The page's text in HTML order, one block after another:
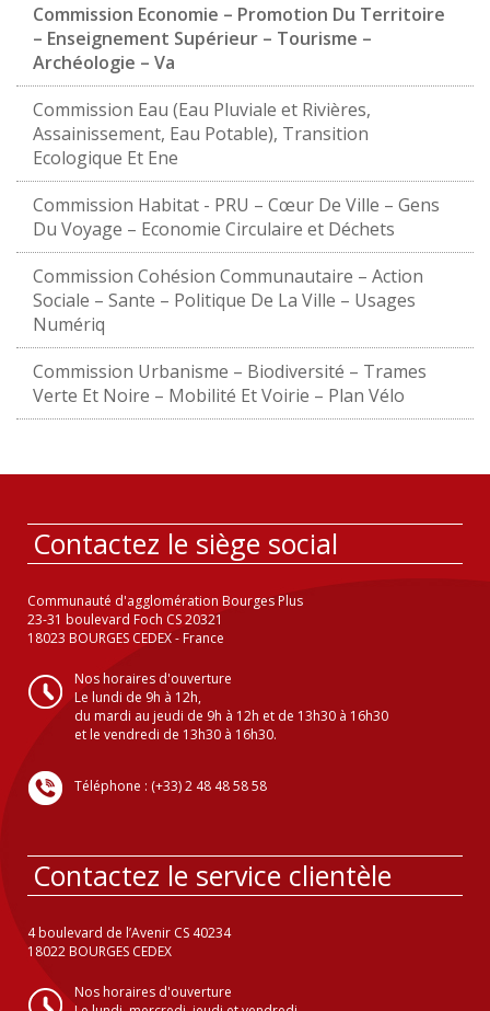
Commission Economie – Promotion Du Territoire
– Enseignement Supérieur – Tourisme –
Archéologie – Va
Commission Eau (Eau Pluviale et Rivières,
Assainissement, Eau Potable), Transition
Ecologique Et Ene
Commission Habitat - PRU – Cœur De Ville – Gens
Du Voyage – Economie Circulaire et Déchets
Commission Cohésion Communautaire – Action
Sociale – Sante – Politique De La Ville – Usages
Numériq
Commission Urbanisme – Biodiversité – Trames
Verte Et Noire – Mobilité Et Voirie – Plan Vélo
Contactez le siège social
Communauté d'agglomération Bourges Plus
23-31 boulevard Foch CS 20321
18023 BOURGES CEDEX - France
Nos horaires d'ouverture
Le lundi de 9h à 12h,
du mardi au jeudi de 9h à 12h et de 13h30 à 16h30
et le vendredi de 13h30 à 16h30.
Téléphone : (+33) 2 48 48 58 58
Contactez le service clientèle
4 boulevard de l’Avenir CS 40234
18022 BOURGES CEDEX
Nos horaires d'ouverture